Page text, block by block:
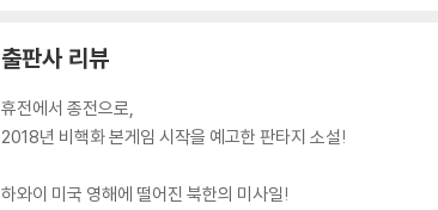
출판사 리뷰
휴전에서 종전으로,
2018년 비핵화 본게임 시작을 예고한 판타지 소설!
하와이 미국 영해에 떨어진 북한의 미사일!